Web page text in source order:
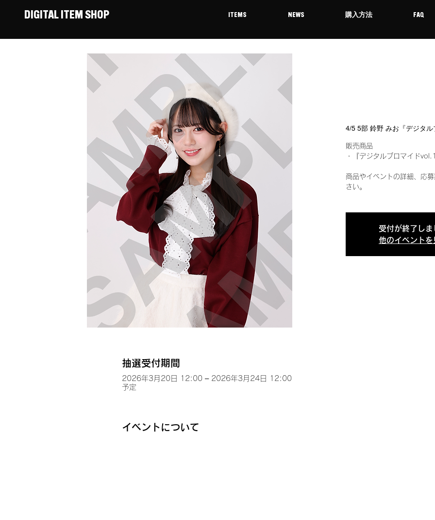
DIGITAL ITEM SHOP ITEMS NEWS 購入方法 FAQ
4/5 5部 鈴野 みお『デジタ
販売商品
・『デジタルブロマイド
商品やイベントの詳細、応
さい。
受付が終了しま
他のイベントを
抽選受付期間
2026年3月20日 12:00 – 2026年3月24日 12:00
予定
イベントについて